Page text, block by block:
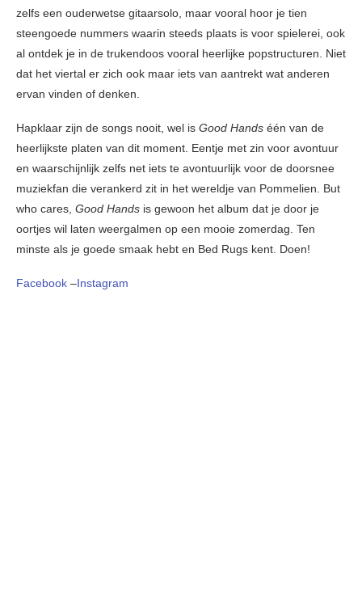
zelfs een ouderwetse gitaarsolo, maar vooral hoor je tien
steengoede nummers waarin steeds plaats is voor spielerei, ook
al ontdek je in de trukendoos vooral heerlijke popstructuren. Niet
dat het viertal er zich ook maar iets van aantrekt wat anderen
ervan vinden of denken.
Hapklaar zijn de songs nooit, wel is Good Hands één van de
heerlijkste platen van dit moment. Eentje met zin voor avontuur
en waarschijnlijk zelfs net iets te avontuurlijk voor de doorsnee
muziekfan die verankerd zit in het wereldje van Pommelien. But
who cares, Good Hands is gewoon het album dat je door je
oortjes wil laten weergalmen op een mooie zomerdag. Ten
minste als je goede smaak hebt en Bed Rugs kent. Doen!
Facebook –Instagram